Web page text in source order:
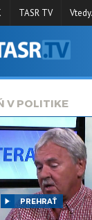
TASR TV
V POLITIKE
PREHRAŤ